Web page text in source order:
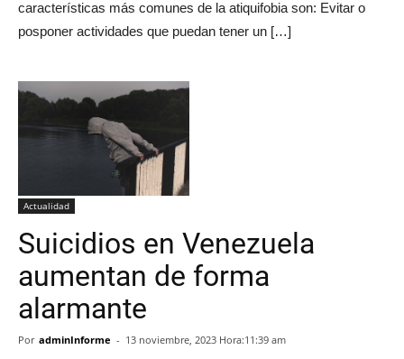
características más comunes de la atiquifobia son: Evitar o
posponer actividades que puedan tener un […]
Actualidad
Suicidios en Venezuela
aumentan de forma
alarmante
Por adminInforme - 13 noviembre, 2023 Hora:11:39 am